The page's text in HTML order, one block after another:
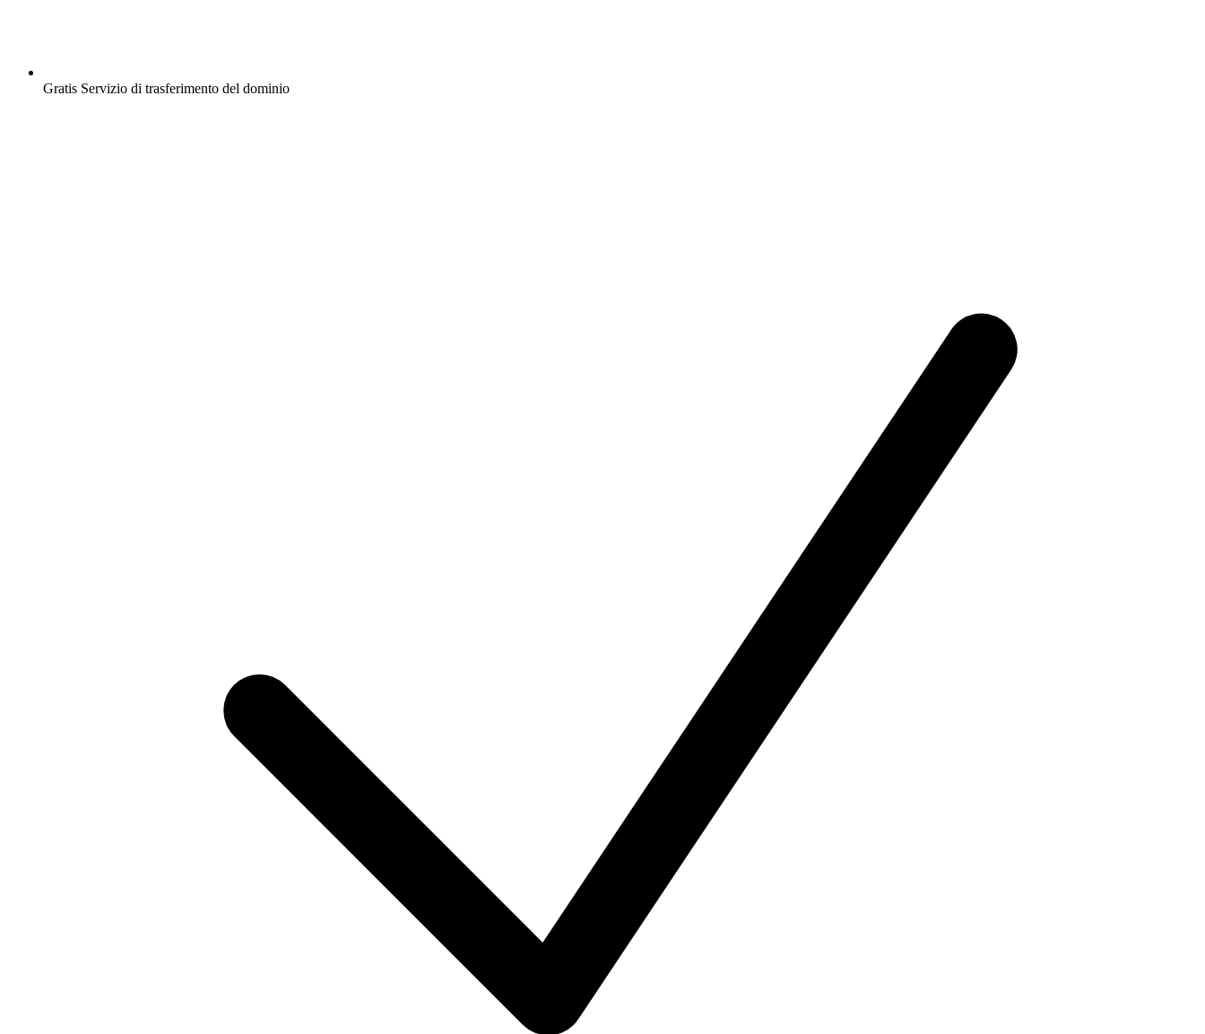
Gratis Servizio di trasferimento del dominio